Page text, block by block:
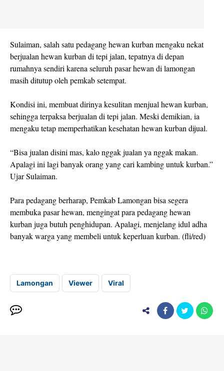
Sulaiman, salah satu pedagang hewan kurban mengaku nekat
berjualan hewan kurban di tepi jalan, tepatnya di depan
rumahnya sendiri karena seluruh pasar hewan di lamongan
masih ditutup oleh pemkab setempat.
Kondisi ini, membuat dirinya kesulitan menjual hewan kurban,
sehingga terpaksa berjualan di tepi jalan. Meski demikian, ia
mengaku tetap memperhatikan kesehatan hewan kurban dijual.
“Bisa jualan disini mas, kalo nggak jualan ya nggak makan.
Apalagi ini lagi banyak orang yang cari kambing untuk kurban.”
Ujar Sulaiman.
Para pedagang berharap, Pemkab Lamongan bisa segera
membuka pasar hewan, mengingat para pedagang hewan
kurban juga butuh penghidupan. Apalagi, menjelang idul adha
banyak warga yang membeli untuk keperluan kurban. (fli/red)
Lamongan Viewer Viral